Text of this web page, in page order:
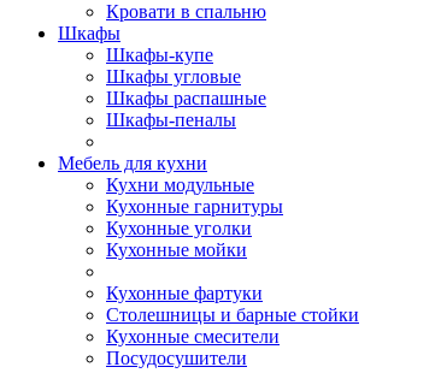
Кровати в спальню
Шкафы
Шкафы-купе
Шкафы угловые
Шкафы распашные
Шкафы-пеналы
Мебель для кухни
Кухни модульные
Кухонные гарнитуры
Кухонные уголки
Кухонные мойки
Кухонные фартуки
Столешницы и барные стойки
Кухонные смесители
Посудосушители